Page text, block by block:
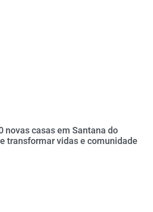
novas casas em Santana do
transformar vidas e comunidade